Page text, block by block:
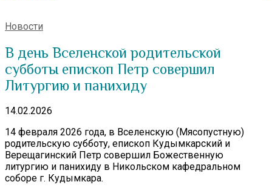
Новости
В день Вселенской родительской
субботы епископ Петр совершил
Литургию и панихиду
14.02.2026
14 февраля 2026 года, в Вселенскую (Мясопустную)
родительскую субботу, епископ Кудымкарский и
Верещагинский Петр совершил Божественную
литургию и панихиду в Никольском кафедральном
соборе г. Кудымкара.